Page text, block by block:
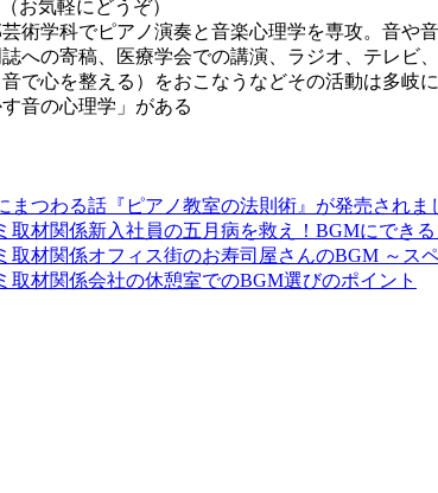
（お気軽にどうぞ）
術学科でピアノ演奏と音楽心理学を専攻。音や
への寄稿、医療学会での講演、ラジオ、テレ
で心を整える）をおこなうなどその活動は多岐に
音の心理学」がある
まつわる話 『ピアノ教室の法則術』が発売され
取材関係新入社員の五月病を救え！BGMにでき
取材関係オフィス街のお寿司屋さんのBGM ～ス
取材関係会社の休憩室でのBGM選びのポイント